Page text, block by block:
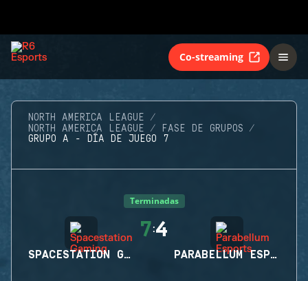
Co-streaming
NORTH AMERICA LEAGUE
NORTH AMERICA LEAGUE
FASE DE GRUPOS
GRUPO A - DÍA DE JUEGO 7
Terminadas
SPACESTATION GAMING
7:4
PARABELLUM ESPORTS